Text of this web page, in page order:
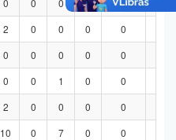
0 0 0 0 0
2 0 0 0 0
0 0 0 0 0
0 0 1 0 0
2 0 0 0 0
10 0 7 0 0